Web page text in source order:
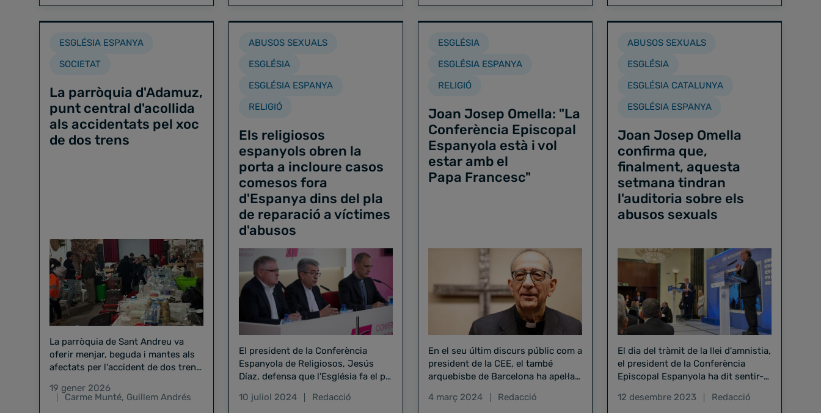
ESGLÉSIA ESPANYA
SOCIETAT
La parròquia d'Adamuz,
punt central d'acollida
als accidentats pel xoc
de dos trens
La parròquia de Sant Andreu va
oferir menjar, beguda i mantes als
afectats per l'accident de dos trens
19 gener 2026
Carme Munté, Guillem Andrés
ABUSOS SEXUALS
ESGLÉSIA
ESGLÉSIA ESPANYA
RELIGIÓ
Els religiosos
espanyols obren la
porta a incloure casos
comesos fora
d'Espanya dins del pla
de reparació a víctimes
d'abusos
El president de la Conferència
Espanyola de Religiosos, Jesús
Díaz, defensa que l'Església fa el pla
perquè vingui un govern a dir què
10 juliol 2024 Redacció
ESGLÉSIA
ESGLÉSIA ESPANYA
RELIGIÓ
Joan Josep Omella: "La
Conferència Episcopal
Espanyola està i vol
estar amb el
Papa Francesc"
En el seu últim discurs públic com a
president de la CEE, el també
arquebisbe de Barcelona ha apel·lat
aquests dies "en comunió"
4 març 2024 Redacció
ABUSOS SEXUALS
ESGLÉSIA
ESGLÉSIA CATALUNYA
ESGLÉSIA ESPANYA
Joan Josep Omella
confirma que,
finalment, aquesta
setmana tindran
l'auditoria sobre els
abusos sexuals
El dia del tràmit de la llei d'amnistia,
el president de la Conferència
Episcopal Espanyola ha dit sentir-
ideològica i la crispació social"
12 desembre 2023 Redacció